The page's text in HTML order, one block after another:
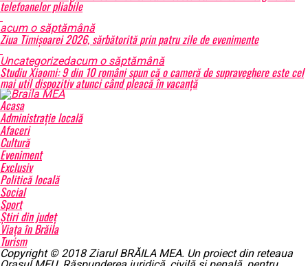
telefoanelor pliabile
acum o săptămână
Ziua Timișoarei 2026, sărbătorită prin patru zile de evenimente
Uncategorizedacum o săptămână
Studiu Xiaomi: 9 din 10 români spun că o cameră de supraveghere este cel
mai util dispozitiv atunci când pleacă în vacanță
Acasa
Administrație locală
Afaceri
Cultură
Eveniment
Exclusiv
Politică locală
Social
Sport
Știri din județ
Viața în Brăila
Turism
Copyright © 2018 Ziarul BRĂILA MEA. Un proiect din reteaua